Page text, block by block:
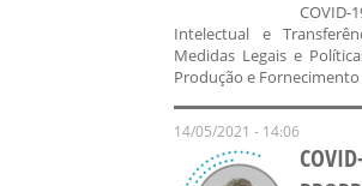
Intelectual e
Medidas Legais e
Produção e Fornecimento
14/05/2021 - 14:06